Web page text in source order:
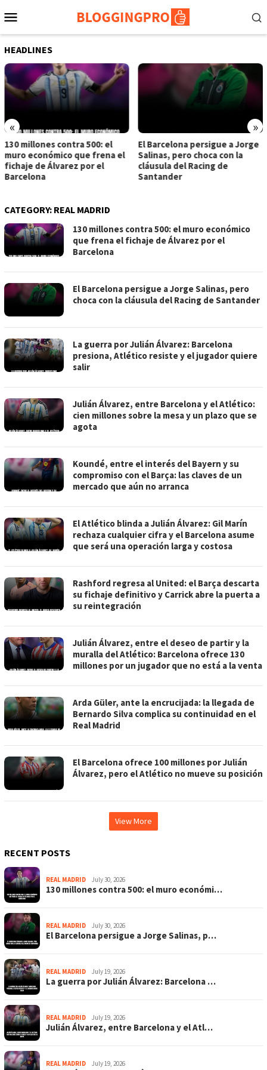
to
Menu
HEADLINES
« »
130 millones contra 500: el
muro económico que frena el
fichaje de Álvarez por el
Barcelona
El Barcelona persigue a Jorge
Salinas, pero choca con la
cláusula del Racing de
Santander
CATEGORY: REAL MADRID
130 millones contra 500: el muro económico
que frena el fichaje de Álvarez por el
Barcelona
El Barcelona persigue a Jorge Salinas, pero
choca con la cláusula del Racing de Santander
La guerra por Julián Álvarez: Barcelona
presiona, Atlético resiste y el jugador quiere
salir
Julián Álvarez, entre Barcelona y el Atlético:
cien millones sobre la mesa y un plazo que se
agota
Koundé, entre el interés del Bayern y su
compromiso con el Barça: las claves de un
mercado que aún no arranca
El Atlético blinda a Julián Álvarez: Gil Marín
rechaza cualquier cifra y el Barcelona asume
que será una operación larga y costosa
Rashford regresa al United: el Barça descarta
su fichaje definitivo y Carrick abre la puerta a
su reintegración
Julián Álvarez, entre el deseo de partir y la
muralla del Atlético: Barcelona ofrece 130
millones por un jugador que no está a la venta
Arda Güler, ante la encrucijada: la llegada de
Bernardo Silva complica su continuidad en el
Real Madrid
El Barcelona ofrece 100 millones por Julián
Álvarez, pero el Atlético no mueve su posición
View More
RECENT POSTS
REAL MADRID July 30, 2026
130 millones contra 500: el muro económi…
REAL MADRID July 30, 2026
El Barcelona persigue a Jorge Salinas, p…
REAL MADRID July 19, 2026
La guerra por Julián Álvarez: Barcelona …
REAL MADRID July 19, 2026
Julián Álvarez, entre Barcelona y el Atl…
REAL MADRID July 19, 2026